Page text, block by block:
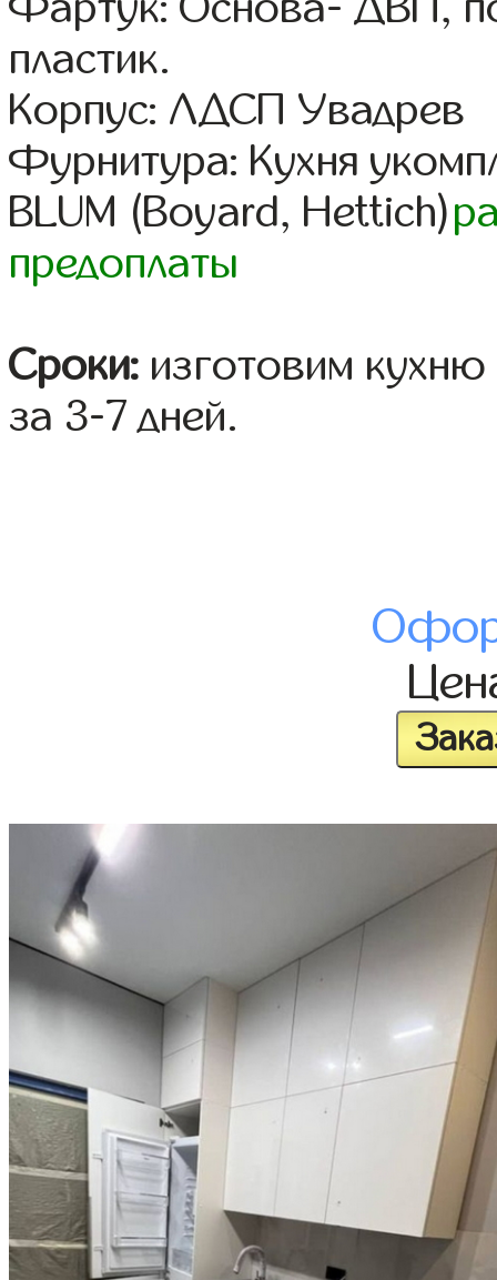
пластик.
Корпус: ЛДСП Увадрев
Фурнитура: Кухня
BLUM (Boyard, Hettich)
предоплаты
Сроки: изготовим
за 3-7 дней.